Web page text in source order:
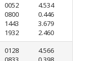
0052
0800
1443
1932
4.534
0.446
3.679
2.460
0128
4.566